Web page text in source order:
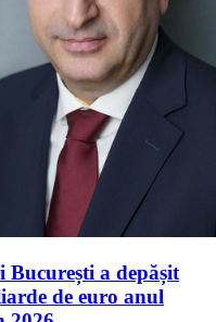
București a depășit
de euro anul
2026